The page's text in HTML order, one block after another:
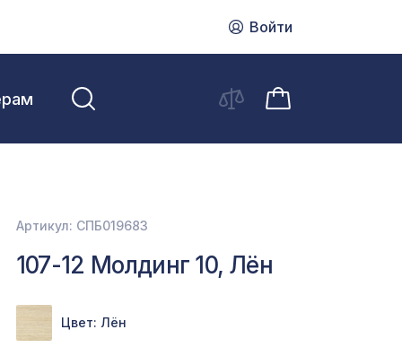
Войти
Артикул: СПБ019683
107-12 Молдинг 10, Лён
Цвет: Лён